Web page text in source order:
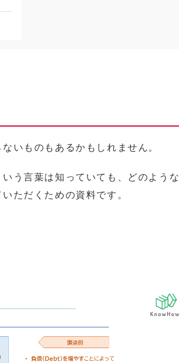
いものもあるかもしれません。
う言葉は知っていても、どのような
ただくための資料です。